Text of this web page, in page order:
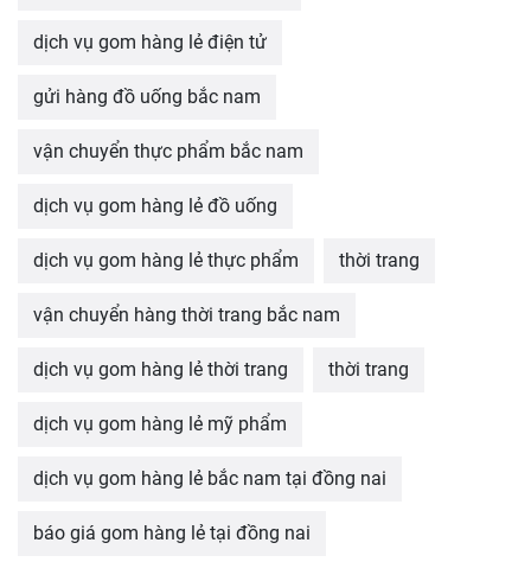
dịch vụ gom hàng lẻ điện tử
gửi hàng đồ uống bắc nam
vận chuyển thực phẩm bắc nam
dịch vụ gom hàng lẻ đồ uống
dịch vụ gom hàng lẻ thực phẩm thời trang
vận chuyển hàng thời trang bắc nam
dịch vụ gom hàng lẻ thời trang thời trang
dịch vụ gom hàng lẻ mỹ phẩm
dịch vụ gom hàng lẻ bắc nam tại đồng nai
báo giá gom hàng lẻ tại đồng nai